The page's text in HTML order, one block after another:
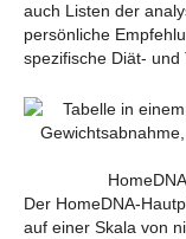
auch Listen der
persönliche
spezifische Diät- und
Der HomeDNA-
auf einer Skala von